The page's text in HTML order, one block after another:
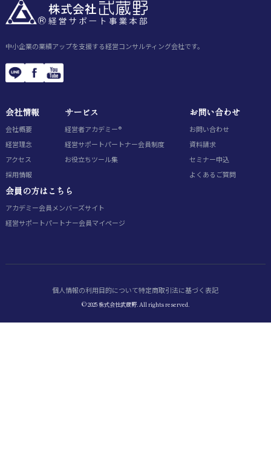
中小企業の業績アップを支援する経営コンサルティング会社です。
会社情報
会社概要
経営理念
アクセス
採用情報
サービス
経営者アカデミー®
経営サポートパートナー会員制度
お役立ちツール集
お問い合わせ
お問い合わせ
資料請求
セミナー申込
よくあるご質問
会員の方はこちら
アカデミー会員 メンバーズサイト
経営サポートパートナー会員マイページ
個人情報の利用目的について特定商取引法に基づく表記
© 2025 株式会社武蔵野. All rights reserved.